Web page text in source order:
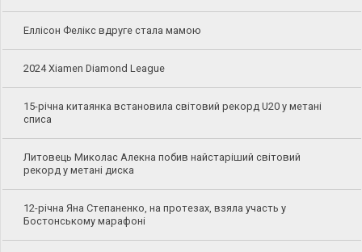
Еллісон Фелікс вдруге стала мамою
2024 Xiamen Diamond League
15-річна китаянка встановила світовий рекорд U20 у метані
списа
Литовець Миколас Алекна побив найстаріший світовий
рекорд у метані диска
12-річна Яна Степаненко, на протезах, взяла участь у
Бостонському марафоні